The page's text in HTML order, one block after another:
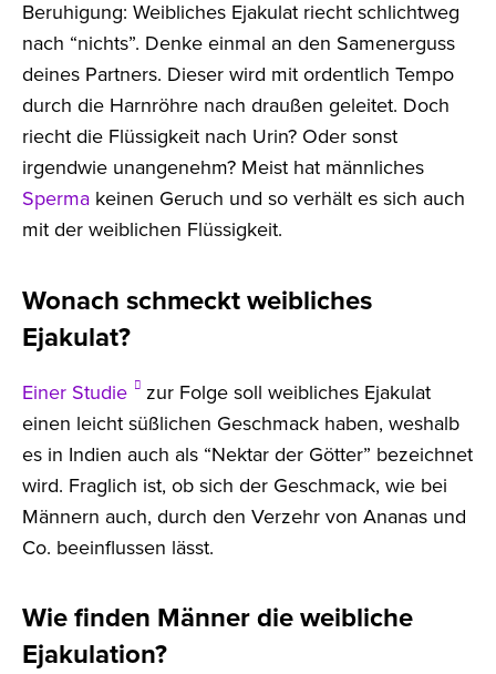
Beruhigung: Weibliches Ejakulat riecht schlichtweg
nach “nichts”. Denke einmal an den Samenerguss
deines Partners. Dieser wird mit ordentlich Tempo
durch die Harnröhre nach draußen geleitet. Doch
riecht die Flüssigkeit nach Urin? Oder sonst
irgendwie unangenehm? Meist hat männliches
Sperma keinen Geruch und so verhält es sich auch
mit der weiblichen Flüssigkeit.
Wonach schmeckt weibliches
Ejakulat?
Einer Studie
zur Folge soll weibliches Ejakulat
einen leicht süßlichen Geschmack haben, weshalb
es in Indien auch als “Nektar der Götter” bezeichnet
wird. Fraglich ist, ob sich der Geschmack, wie bei
Männern auch, durch den Verzehr von Ananas und
Co. beeinflussen lässt.
Wie finden Männer die weibliche
Ejakulation?